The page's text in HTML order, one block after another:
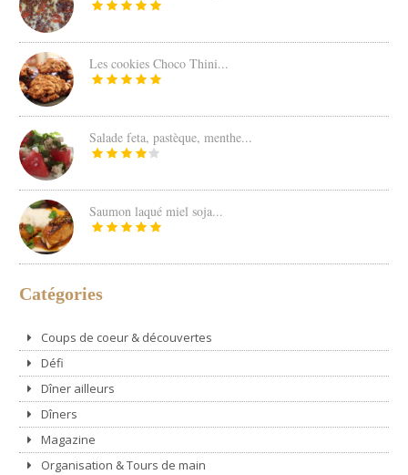
Les cookies Choco Thini...
Salade feta, pastèque, menthe...
Saumon laqué miel soja...
Catégories
Coups de coeur & découvertes
Défi
Dîner ailleurs
Dîners
Magazine
Organisation & Tours de main